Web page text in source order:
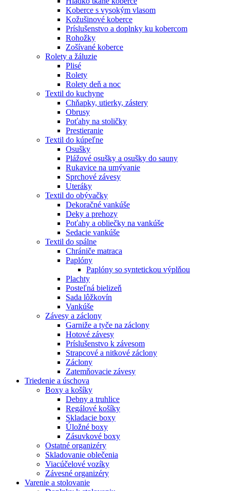
Koberce s vysokým vlasom
Kožušinové koberce
Príslušenstvo a doplnky ku kobercom
Rohožky
Zošívané koberce
Rolety a žáluzie
Plisé
Rolety
Rolety deň a noc
Textil do kuchyne
Chňapky, utierky, zástery
Obrusy
Poťahy na stoličky
Prestieranie
Textil do kúpeľne
Osušky
Plážové osušky a osušky do sauny
Rukavice na umývanie
Sprchové závesy
Uteráky
Textil do obývačky
Dekoračné vankúše
Deky a prehozy
Poťahy a obliečky na vankúše
Sedacie vankúše
Textil do spálne
Chrániče matraca
Paplóny
Paplóny so syntetickou výplňou
Plachty
Posteľná bielizeň
Sada lôžkovín
Vankúše
Závesy a záclony
Garniže a tyče na záclony
Hotové závesy
Príslušenstvo k závesom
Strapcové a nitkové záclony
Záclony
Zatemňovacie závesy
Triedenie a úschova
Boxy a košíky
Debny a truhlice
Regálové košíky
Skladacie boxy
Úložné boxy
Zásuvkové boxy
Ostatné organizéry
Skladovanie oblečenia
Viacúčelové vozíky
Závesné organizéry
Varenie a stolovanie